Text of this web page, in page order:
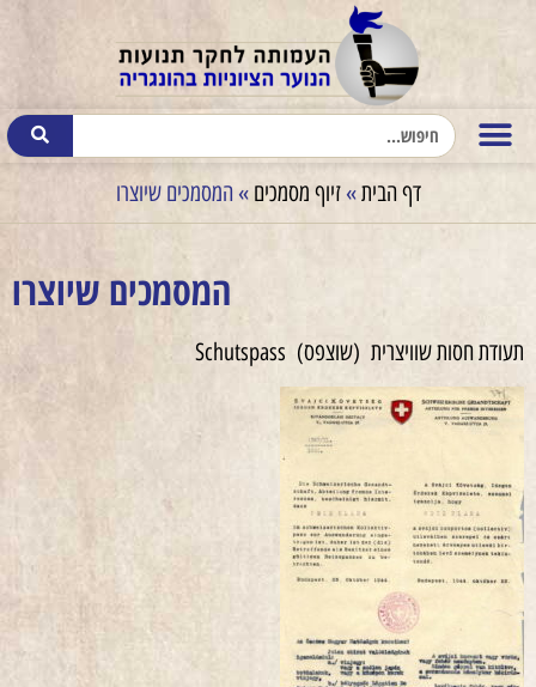
דף הבית»זיוף מסמכים »המסמכים שיוצרו
המסמכים שיוצרו
תעודת חסות שוויצרית (שוצפס) Schutspass